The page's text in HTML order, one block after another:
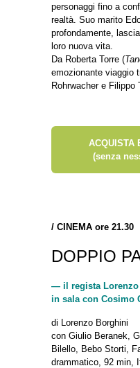
personaggi fino a
realtà. Suo marito
profondamente,
loro nuova vita.
Da Roberta Torre (
emozionante viaggio
Rohrwacher e Filippo
ACQUISTA
(senza
/ CINEMA ore 21.30
DOPPIO
— il regista
in sala con Cosimo
di Lorenzo Borghini
con Giulio Beranek,
Bilello, Bebo Storti,
drammatico, 92 min,